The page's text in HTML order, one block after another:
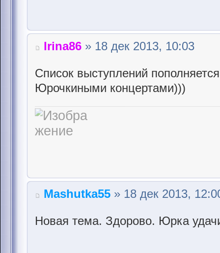
Irina86 » 18 дек 2013, 10:03
Список выступлений
Юрочкиными концертами)))
Mashutka55 » 18 дек 2013,
Новая тема. Здорово. Юрка